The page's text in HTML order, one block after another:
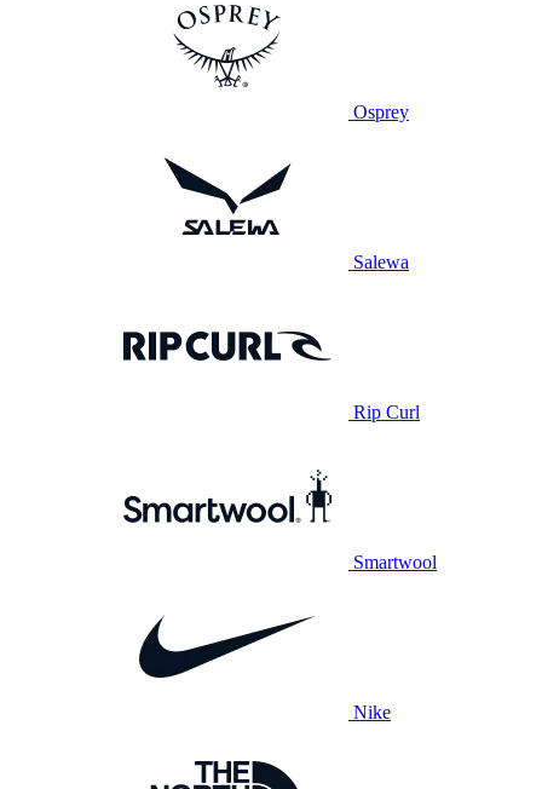
Osprey
Salewa
Rip Curl
Smartwool
Nike